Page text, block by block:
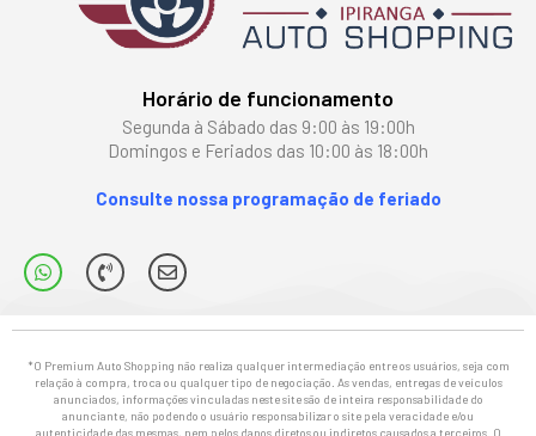
Horário de funcionamento
Segunda à Sábado das 9:00 às 19:00h
Domingos e Feriados das 10:00 às 18:00h
Consulte nossa programação de feriado
*O Premium Auto Shopping não realiza qualquer intermediação entre os usuários, seja com
relação à compra, troca ou qualquer tipo de negociação. As vendas, entregas de veículos
anunciados, informações vinculadas neste site são de inteira responsabilidade do
anunciante, não podendo o usuário responsabilizar o site pela veracidade e/ou
autenticidade das mesmas, nem pelos danos diretos ou indiretos causados a terceiros. O